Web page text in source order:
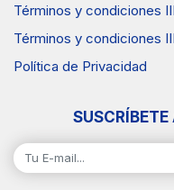
Términos y condiciones III
Términos y condiciones III
Política de Privacidad